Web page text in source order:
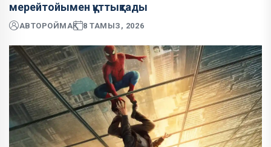
мерейтойымен құттықтады
АВТОРОЙМАҚ 8 ТАМЫЗ, 2026